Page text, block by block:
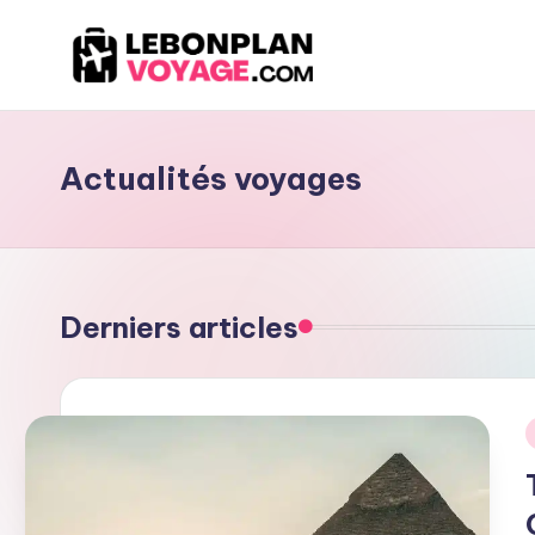
Actualités voyages
Derniers articles